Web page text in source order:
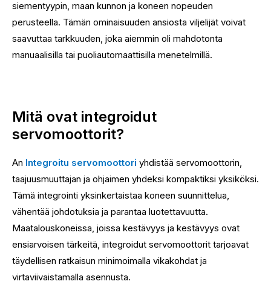
siementyypin, maan kunnon ja koneen nopeuden
perusteella. Tämän ominaisuuden ansiosta viljelijät voivat
saavuttaa tarkkuuden, joka aiemmin oli mahdotonta
manuaalisilla tai puoliautomaattisilla menetelmillä.
Mitä ovat integroidut
servomoottorit?
An Integroitu servomoottori yhdistää servomoottorin,
taajuusmuuttajan ja ohjaimen yhdeksi kompaktiksi yksiköksi.
Tämä integrointi yksinkertaistaa koneen suunnittelua,
vähentää johdotuksia ja parantaa luotettavuutta.
Maatalouskoneissa, joissa kestävyys ja kestävyys ovat
ensiarvoisen tärkeitä, integroidut servomoottorit tarjoavat
täydellisen ratkaisun minimoimalla vikakohdat ja
virtaviivaistamalla asennusta.